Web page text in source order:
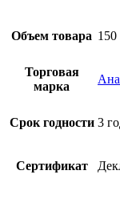
Объем товара 150
Торговая
марка
Срок годности 3
Сертификат